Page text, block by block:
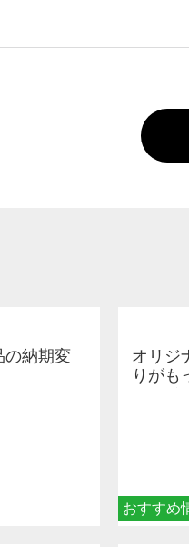
理剤が残った状態でお届
で保存して頂き、デザイ
の納期変
おすすめ
オリジ
りがも